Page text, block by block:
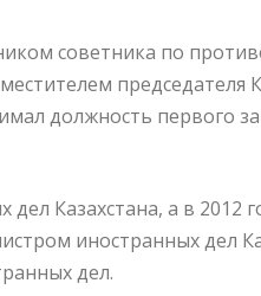
советника по
председателя
должность первого
Казахстана, а в 2012
иностранных дел
дел.